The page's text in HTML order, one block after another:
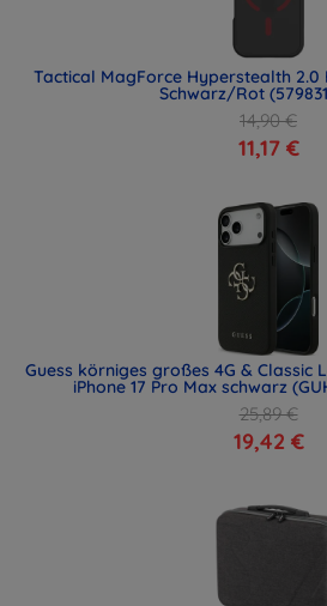
Tactical MagForce Hyperstealth 2.0
Schwarz/Rot
14,90 €
11,17 €
Guess körniges großes 4G & Classic
iPhone 17 Pro Max schwarz
25,89 €
19,42 €